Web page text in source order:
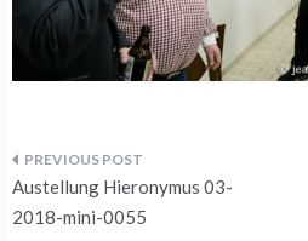
Beitragsnavigation
Austellung Hieronymus 03-
2018-mini-0055